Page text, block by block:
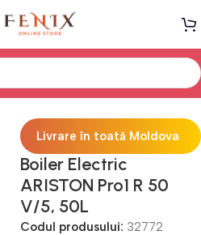
Boilere electrice
Livrare în toată Moldova
Boiler Electric
ARISTON Pro1 R 50
V/5, 50L
Codul produsului: 32772